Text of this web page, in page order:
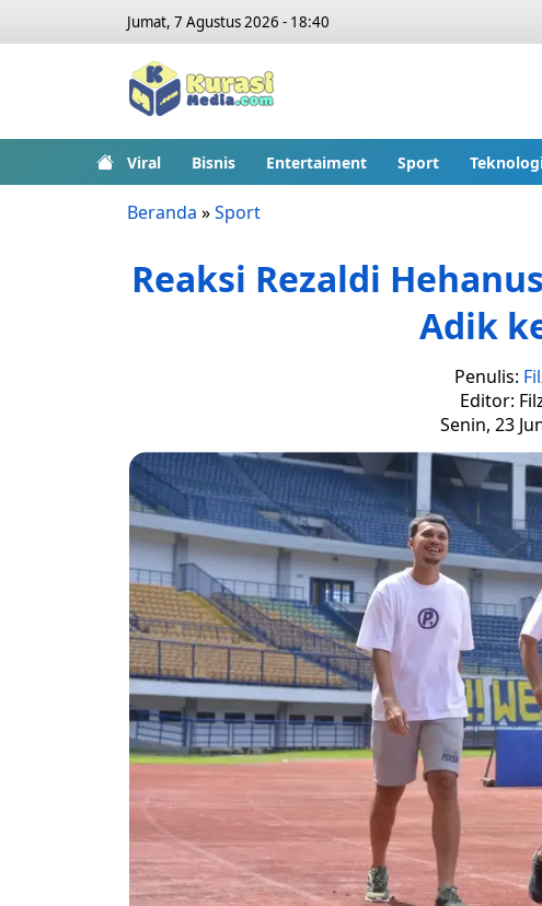
Jumat, 7 Agustus 2026 - 18:40
Viral Bisnis Entertaiment Sport
Beranda »Sport
Reaksi Rezaldi
Adik
Penulis:
Editor:
Senin, 23